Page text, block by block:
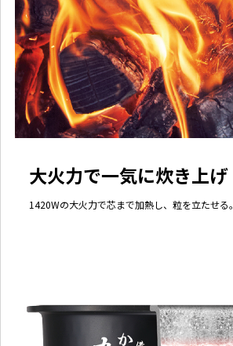
大火力で一気に炊き上げ
1420Wの大火力で芯まで加熱し、粒を立たせる。